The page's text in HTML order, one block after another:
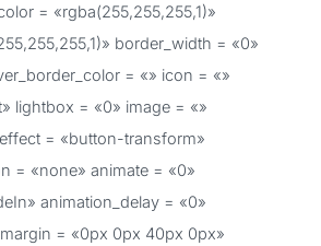
= «rgba(255,255,255,1)»
border_width = «0»
= «» icon = «»
lightbox = «0» image = «»
= «button-transform»
= «none» animate = «0»
animation_delay = «0»
= «0px 0px 40px 0px»